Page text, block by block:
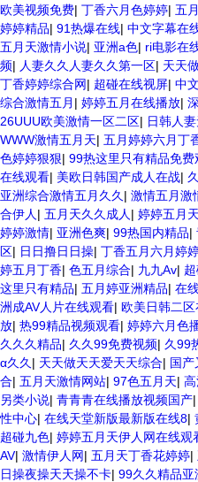
欧美视频免费| 丁香六月色婷婷| 五
婷婷精品| 91热爆在线| 中文字幕在
五月天激情小说| 亚洲a色| ri电影在
频| 人妻久久人妻久久第一区| 天天
丁香婷婷综合网| 超碰在线视屏| 中
综合激情五月 | 婷婷五月在线播放|
26UUU欧美激情一区二区| 日韩人
WWW激情五月天| 五月婷婷六月丁
色婷婷狠狠| 99热这里只有精品免费
在线观看| 美欧日韩国产成人在战|
亚洲综合激情五月久久 | 激情五月激
合伊人 | 五月天久久成人 | 婷婷五月
婷婷激情| 亚洲色爽| 99热国内精品|
区| 日日撸日日操| 丁香五月六月婷
婷五月丁香| 色五月综合| 九九Av|
这里只有精品| 五月婷亚洲精品| 在
洲成AV人片在线观看| 欧美日韩二区
放| 热99精品视频观看| 婷婷六月色
久久久精品| 久久99免费视频| 久99
α久久 | 天天做天天爱天天综合| 国产
合| 五月天激情网站| 97色五月天|
另类小说| 青青青在线播放视频国产|
性中心| 在线天堂新版最新版在线8|
超碰九色| 婷婷五月天伊人网在线观
AV| 激情伊人网| 五月天丁香花婷婷|
日操夜操天天操不卡| 99久久精品亚